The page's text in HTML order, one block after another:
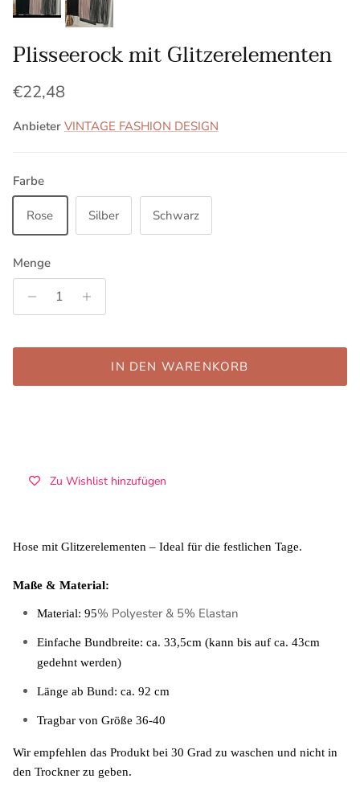
Plisseerock mit Glitzerelementen
Normaler Preis
€22,48
Anbieter VINTAGE FASHION DESIGN
Farbe
Rose Silber Schwarz
Menge
IN DEN WARENKORB
Zu Wishlist hinzufügen
Hose mit Glitzerelementen – Ideal für die festlichen Tage.
Maße & Material:
Material: 95% Polyester & 5% Elastan
Einfache Bundbreite: ca. 33,5cm (kann bis auf ca. 43cm
gedehnt werden)
Länge ab Bund: ca. 92 cm
Tragbar von Größe 36-40
Wir empfehlen das Produkt bei 30 Grad zu waschen und nicht in
den Trockner zu geben.